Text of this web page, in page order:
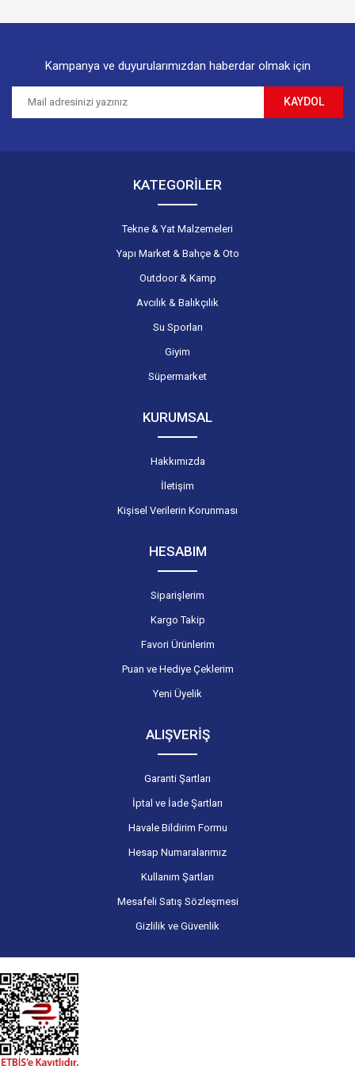
Gönder
Kampanya ve duyurularımızdan haberdar olmak için
KAYDOL
KATEGORİLER
Tekne & Yat Malzemeleri
Yapı Market & Bahçe & Oto
Outdoor & Kamp
Avcılık & Balıkçılık
Su Sporları
Giyim
Süpermarket
KURUMSAL
Hakkımızda
İletişim
Kişisel Verilerin Korunması
HESABIM
Siparişlerim
Kargo Takip
Favori Ürünlerim
Puan ve Hediye Çeklerim
Yeni Üyelik
ALIŞVERİŞ
Garanti Şartları
İptal ve İade Şartları
Havale Bildirim Formu
Hesap Numaralarımız
Kullanım Şartları
Mesafeli Satış Sözleşmesi
Gizlilik ve Güvenlik